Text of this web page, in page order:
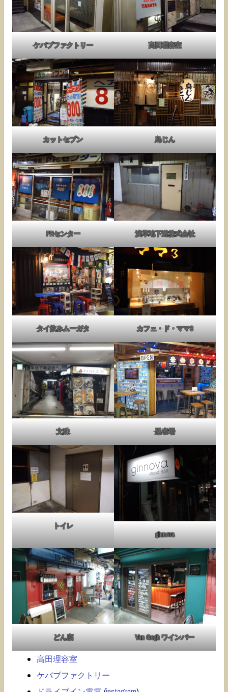
ケバブファクトリー 高田理容室
カットセブン 鳥じん
PRセンター 浅草地下道株式会社
タイ飲みムーガタ カフェ・ド・ママ3
文殊 忍者場
トイレ
ginnova
どん底 Van Gogh ワインバー
高田理容室
ケバブファクトリー